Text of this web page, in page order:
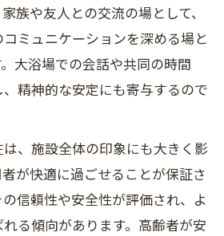
族や友人との交流の場として、
ミュニケーションを深める場と
大浴場での会話や共同の時間
精神的な安定にも寄与するので
、施設全体の印象にも大きく影
が快適に過ごせることが保証さ
信頼性や安全性が評価され、よ
る傾向があります。高齢者が安